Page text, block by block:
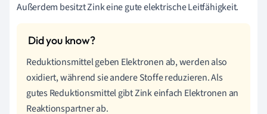
Außerdem besitzt Zink eine gute elektrische Leitfähigkeit.
Reduktionsmittel geben Elektronen ab, werden also
oxidiert, während sie andere Stoffe reduzieren. Als
gutes Reduktionsmittel gibt Zink einfach Elektronen an
Reaktionspartner ab.